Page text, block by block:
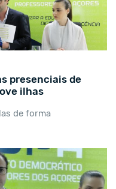
presenciais de
ilhas
de forma